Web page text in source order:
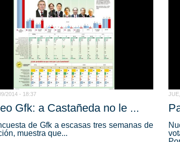
2014 - 18:37
Gfk: a Castañeda no le ...
de Gfka escasas tres semanas de
muestra que...